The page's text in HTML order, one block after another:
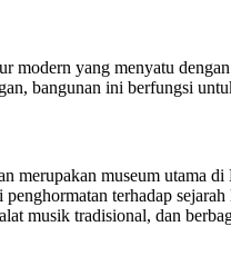
modern yang menyatu
bangunan ini berfungsi
merupakan museum utama
terhadap
musik tradisional, dan